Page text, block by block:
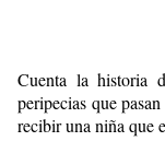
Cuenta la historia
peripecias que
recibir una niña que